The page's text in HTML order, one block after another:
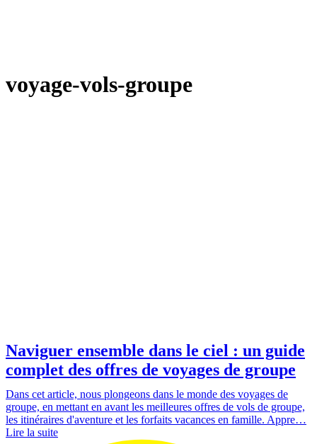
voyage-vols-groupe
Naviguer ensemble dans le ciel : un guide
complet des offres de voyages de groupe
Dans cet article, nous plongeons dans le monde des voyages de
groupe, en mettant en avant les meilleures offres de vols de groupe,
les itinéraires d'aventure et les forfaits vacances en famille. Appre…
Lire la suite